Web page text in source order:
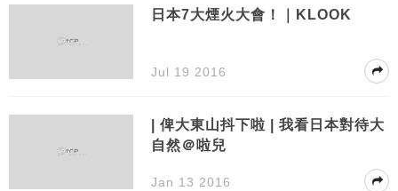
日本7大煙火大會！｜KLOOK
Jul 19 2016
| 俾大東山抖下啦 | 我看日本對待大
自然＠啦兒
Jan 13 2016